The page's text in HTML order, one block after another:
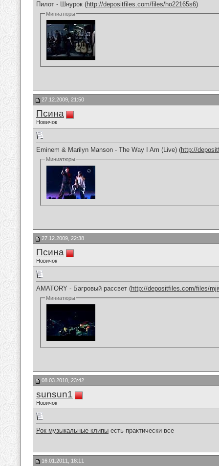
Пилот - Шнурок (http://depositfiles.com/files/ho22165s6)
Миниатюры
27.12.2009, 21:50
Псина
Новичок
Eminem & Marilyn Manson - The Way I Am (Live) (http://
Миниатюры
27.12.2009, 22:38
Псина
Новичок
AMATORY - Багровый рассвет (http://depositfiles.com/files/
Миниатюры
08.03.2010, 23:42
sunsun1
Новичок
Рок музыкальные клипы есть практически все
16.01.2011, 18:11